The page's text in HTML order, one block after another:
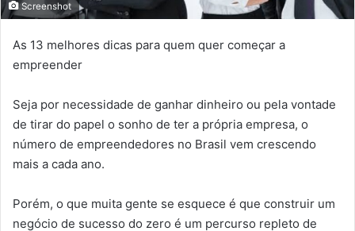
Screenshot
As 13 melhores dicas para quem quer começar a
empreender
Seja por necessidade de ganhar dinheiro ou pela vontade
de tirar do papel o sonho de ter a própria empresa, o
número de empreendedores no Brasil vem crescendo
mais a cada ano.
Porém, o que muita gente se esquece é que construir um
negócio de sucesso do zero é um percurso repleto de